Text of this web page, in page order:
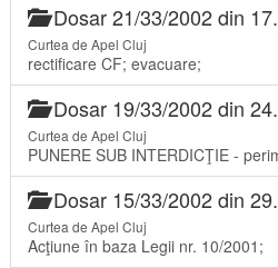
Dosar 21/33/2002 din
Curtea de Apel Cluj
rectificare CF; evacuare;
Dosar 19/33/2002 din
Curtea de Apel Cluj
PUNERE SUB INTERDICŢIE -
Dosar 15/33/2002 din
Curtea de Apel Cluj
Acţiune în baza Legii nr. 10/2001;